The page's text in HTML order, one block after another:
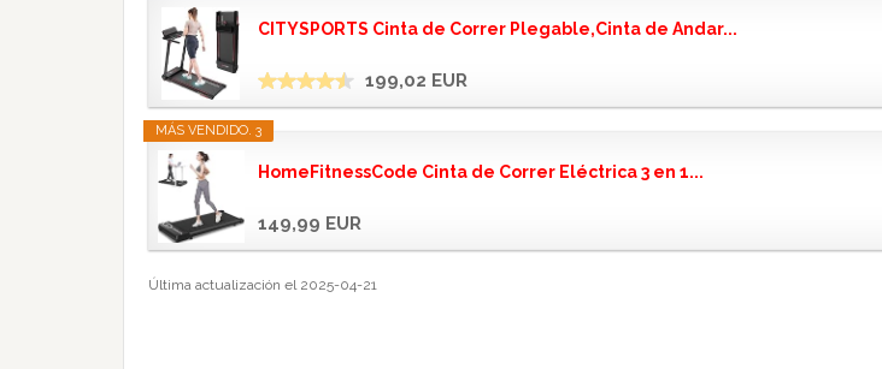
CITYSPORTS Cinta de Correr Plegable,Cinta de Andar...
199,02 EUR
MÁS VENDIDO. 3
HomeFitnessCode Cinta de Correr Eléctrica 3 en 1...
149,99 EUR
Última actualización el 2025-04-21